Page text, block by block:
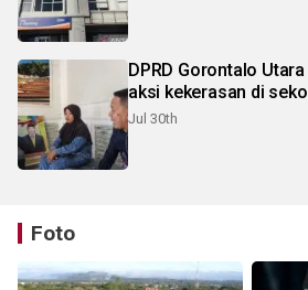
DPRD Gorontalo
aksi kekerasan di
Jul 30th
Foto